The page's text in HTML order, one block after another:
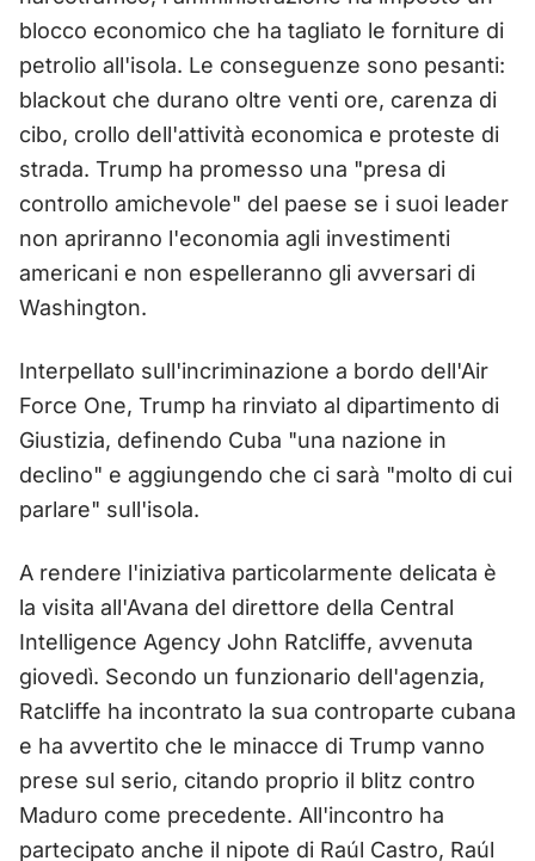
blocco economico che ha tagliato le forniture di
petrolio all'isola. Le conseguenze sono pesanti:
blackout che durano oltre venti ore, carenza di
cibo, crollo dell'attività economica e proteste di
strada. Trump ha promesso una "presa di
controllo amichevole" del paese se i suoi leader
non apriranno l'economia agli investimenti
americani e non espelleranno gli avversari di
Washington.
Interpellato sull'incriminazione a bordo dell'Air
Force One, Trump ha rinviato al dipartimento di
Giustizia, definendo Cuba "una nazione in
declino" e aggiungendo che ci sarà "molto di cui
parlare" sull'isola.
A rendere l'iniziativa particolarmente delicata è
la visita all'Avana del direttore della Central
Intelligence Agency John Ratcliffe, avvenuta
giovedì. Secondo un funzionario dell'agenzia,
Ratcliffe ha incontrato la sua controparte cubana
e ha avvertito che le minacce di Trump vanno
prese sul serio, citando proprio il blitz contro
Maduro come precedente. All'incontro ha
partecipato anche il nipote di Raúl Castro, Raúl